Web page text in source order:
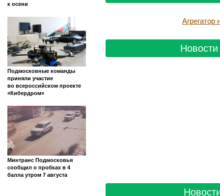
к осени
Подмосковные команды
приняли участие
во всероссийском проекте
«Кибердром»
Минтранс Подмосковья
сообщил о пробках в 4
балла утром 7 августа